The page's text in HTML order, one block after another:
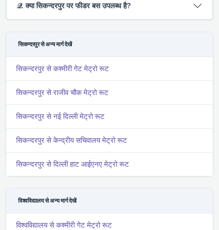
𝒬. क्या सिकन्दरपुर पर फीडर बस उपलब्ध है?
सिकन्दरपुर से अन्य मार्ग देखें
सिकन्दरपुर से कश्मीरी गेट मेट्रो रूट
सिकन्दरपुर से राजीव चौक मेट्रो रूट
सिकन्दरपुर से नई दिल्ली मेट्रो रूट
सिकन्दरपुर से केन्द्रीय सचिवालय मेट्रो रूट
सिकन्दरपुर से दिल्ली हाट आईएनए मेट्रो रूट
विश्वविद्यालय से अन्य मार्ग देखें
विश्वविद्यालय से कश्मीरी गेट मेट्रो रूट